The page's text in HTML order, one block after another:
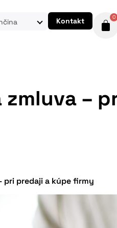
Kontakt 0
zmluva –
pri predaji a kúpe firmy